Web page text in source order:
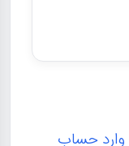
وارد حساب